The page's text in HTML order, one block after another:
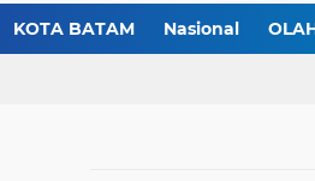
KOTA BATAM Nasional